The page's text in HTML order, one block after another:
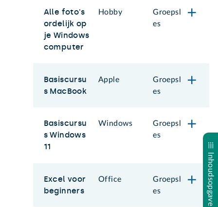
Inhoudsopgave
Alle foto's
ordelijk op
je Windows
computer
Hobby
Groepsl
es
Basiscursu
s MacBook
Apple
Groepsl
es
Basiscursu
s Windows
11
Windows
Groepsl
es
Excel voor
beginners
Office
Groepsl
es